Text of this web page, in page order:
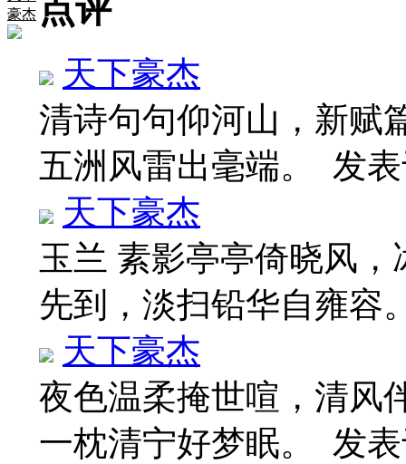
豪杰 点评
天下豪杰
清诗句句仰河山，新赋
五洲风雷出毫端。 发
天下豪杰
玉兰 素影亭亭倚晓风
先到，淡扫铅华自雍
天下豪杰
夜色温柔掩世喧，清风
一枕清宁好梦眠。 发